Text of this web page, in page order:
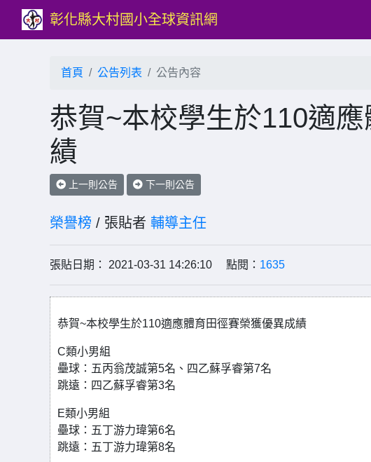
彰化縣大村國小全球資訊網
首頁 公告列表 公告內容
恭賀~本校學生於110適
績
上一則公告 下一則公告
榮譽榜 / 張貼者 輔導主任
張貼日期： 2021-03-31 14:26:10 點閱： 1635
恭賀~本校學生於110適應體育田徑賽榮獲優異成績
C類小男組
壘球：五丙翁茂誠第5名、四乙蘇孚睿第7名
跳遠：四乙蘇孚睿第3名
E類小男組
壘球：五丁游力瑋第6名
跳遠：五丁游力瑋第8名